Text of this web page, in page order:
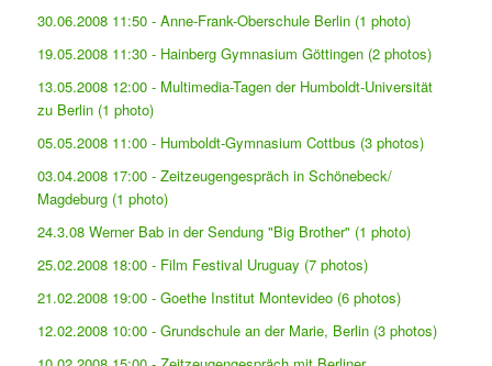
30.06.2008 11:50 - Anne-Frank-Oberschule Berlin (1 photo)
19.05.2008 11:30 - Hainberg Gymnasium Göttingen (2 photos)
13.05.2008 12:00 - Multimedia-Tagen der Humboldt-Universität
zu Berlin (1 photo)
05.05.2008 11:00 - Humboldt-Gymnasium Cottbus (3 photos)
03.04.2008 17:00 - Zeitzeugengespräch in Schönebeck/
Magdeburg (1 photo)
24.3.08 Werner Bab in der Sendung "Big Brother" (1 photo)
25.02.2008 18:00 - Film Festival Uruguay (7 photos)
21.02.2008 19:00 - Goethe Institut Montevideo (6 photos)
12.02.2008 10:00 - Grundschule an der Marie, Berlin (3 photos)